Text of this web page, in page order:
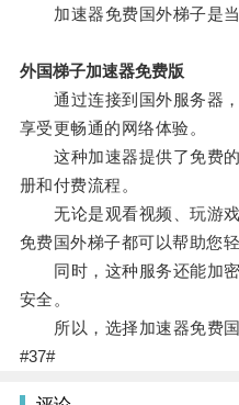
加速器免费国外梯子是当
外国梯子加速器免费版
通过连接到国外服务器，
享受更畅通的网络体验。
这种加速器提供了免费的
册和付费流程。
无论是观看视频、玩游戏
免费国外梯子都可以帮助您轻
同时，这种服务还能加密
安全。
所以，选择加速器免费国
#37#